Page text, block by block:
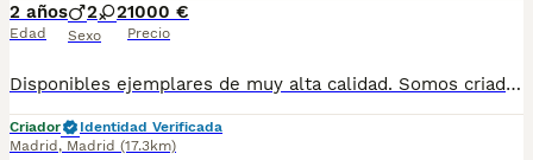
2 años
Edad
2 2
Sexo
1000 €
Precio
Disponibles ejemplares de muy alta calidad. Somos criadores con muchos años de experiencia en la raza, responsables y entregamos nuestros ejemplares con toda su documentación en regla Pedimos seriedad Contacto : 679 67 30 10 Web : altodelpago.es Instagram : @altodelpago
Criador
Identidad Verificada
Madrid , Madrid (17.3km)